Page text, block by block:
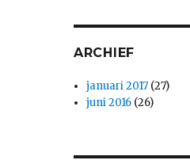
ARCHIEF
januari 2017 (27)
juni 2016 (26)